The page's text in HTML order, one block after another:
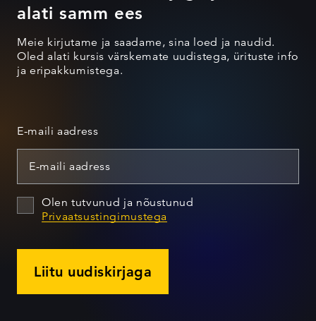
alati samm ees
Meie kirjutame ja saadame, sina loed ja naudid.
Oled alati kursis värskemate uudistega, ürituste info
ja eripakkumistega.
E-maili aadress
Olen tutvunud ja nõustunud
Privaatsustingimustega
Liitu uudiskirjaga